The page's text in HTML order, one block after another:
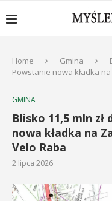
Home Gmina
Powstanie nowa kładka
GMINA
Blisko 11,5 mln
nowa kładka na
Velo Raba
2 lipca 2026